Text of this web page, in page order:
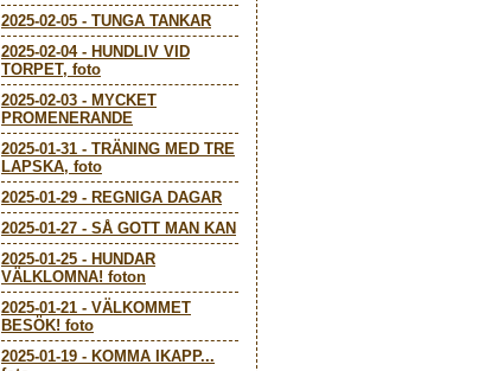
2025-02-05 - TUNGA TANKAR
2025-02-04- HUNDLIV VID
TORPET, foto
2025-02-03 - MYCKET
PROMENERANDE
2025-01-31 - TRÄNING MED TRE
LAPSKA, foto
2025-01-29 - REGNIGA DAGAR
2025-01-27 - SÅ GOTT MAN KAN
2025-01-25 - HUNDAR
VÄLKLOMNA! foton
2025-01-21 - VÄLKOMMET
BESÖK! foto
2025-01-19 - KOMMA IKAPP...